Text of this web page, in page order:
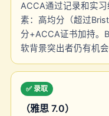
ACCA通过记录和实
素：高均分（超过
分+ACCA证书加持。
软背景突出者仍有机
✅ 录取
（雅思 7.0）